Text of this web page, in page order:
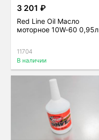
3 201 ₽
Red Line Oil Масло
моторное 10W-60 0,95л
11704
В наличии